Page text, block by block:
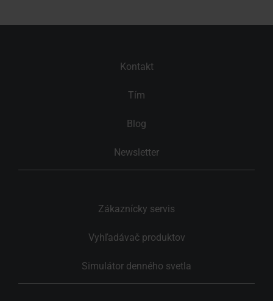
Kontakt
Tím
Blog
Newsletter
Zákaznícky servis
Vyhľadávač produktov
Simulátor denného svetla